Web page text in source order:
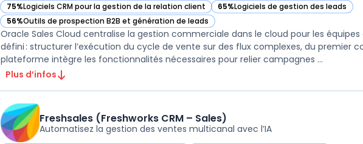
75%Logiciels CRM pour la gestion de la relation client
— voir Oracle Sales Cloud dans cette catégorie 65%Logiciels de gestion des leads
— voir Oracle Sales Cloud dans cette
56%Outils de prospection B2B et génération de leads
— voir Oracle Sales Cloud dans cette catégorie
Oracle Sales Cloud centralise la gestion commerciale dans le cloud pour les
défini : structurer l’exécution du cycle de vente sur des flux complexes, du premier
plateforme intègre les fonctionnalités nécessaires pour relier campagnes ...
Plus d’infos
Freshsales (Freshworks CRM – Sales)
Automatisez la gestion des ventes multicanal avec l’IA